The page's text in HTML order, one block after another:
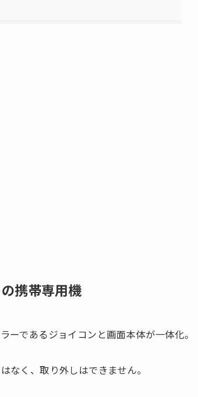
携帯専用機
であるジョイコンと画面本体が一体化。
なく、取り外しはできません。